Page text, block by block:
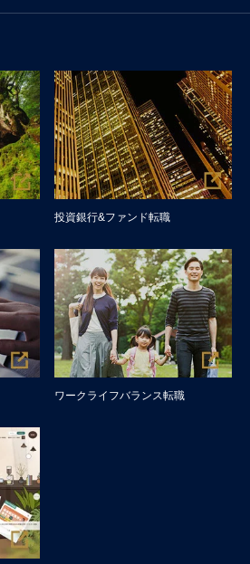
投資銀行&ファンド転職
ワークライフバランス転職